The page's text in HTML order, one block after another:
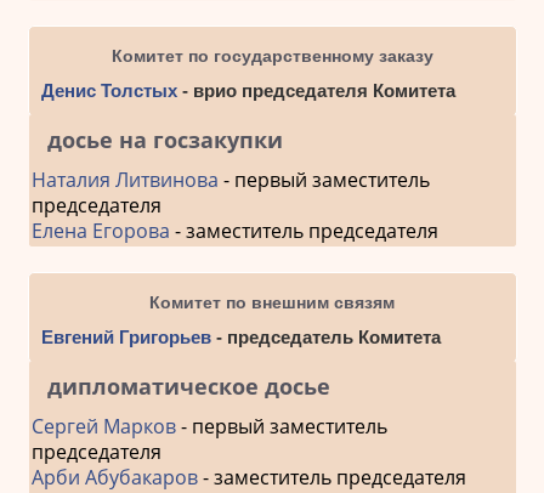
Комитет по государственному заказу
Денис Толстых- врио председателя Комитета
досье на госзакупки
Наталия Литвинова - первый заместитель
председателя
Елена Егорова - заместитель председателя
Комитет по внешним связям
Евгений Григорьев- председатель Комитета
дипломатическое досье
Сергей Марков- первый заместитель
председателя
Арби Абубакаров- заместитель председателя